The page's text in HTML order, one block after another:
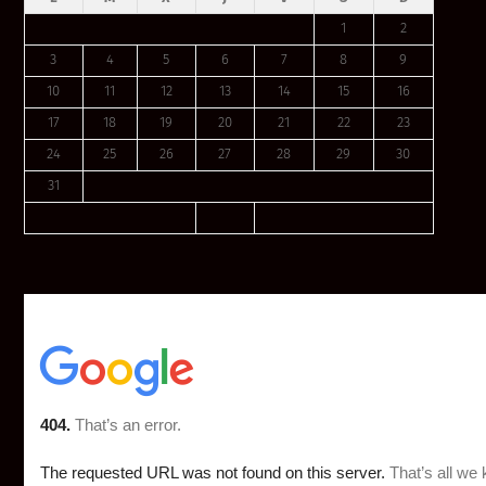
1 2
3 4 5 6 7 8 9
10 11 12 13 14 15 16
17 18 19 20 21 22 23
24 25 26 27 28 29 30
31